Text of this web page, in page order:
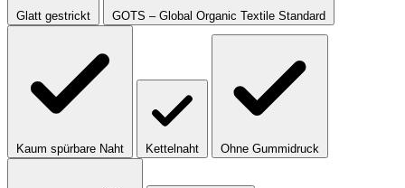
Glatt gestrickt GOTS – Global Organic Textile Standard
Kaum spürbare Naht Kettelnaht Ohne Gummidruck